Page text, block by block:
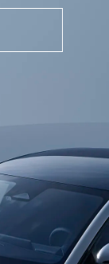
con
la
BYD